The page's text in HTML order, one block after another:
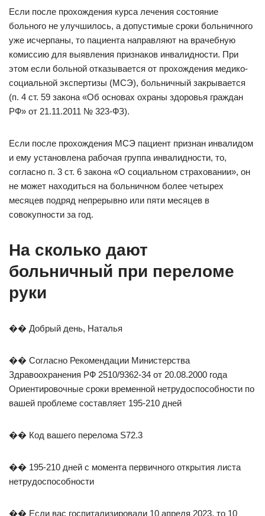
Если после прохождения курса лечения состояние
больного не улучшилось, а допустимые сроки больничного
уже исчерпаны, то пациента направляют на врачебную
комиссию для выявления признаков инвалидности. При
этом если больной отказывается от прохождения медико-
социальной экспертизы (МСЭ), больничный закрывается
(п. 4 ст. 59 закона «Об основах охраны здоровья граждан
РФ» от 21.11.2011 № 323-ФЗ).
Если после прохождения МСЭ пациент признан инвалидом
и ему установлена рабочая группа инвалидности, то,
согласно п. 3 ст. 6 закона «О социальном страховании», он
не может находиться на больничном более четырех
месяцев подряд непрерывно или пяти месяцев в
совокупности за год.
На сколько дают
больничный при переломе
руки
�� Добрый день, Наталья
�� Согласно Рекомендации Министерства
Здравоохранения РФ 2510/9362-34 от 20.08.2000 года
Ориентировочные сроки временной нетрудоспособности по
вашей проблеме составляет 195-210 дней
�� Код вашего перелома S72.3
�� 195-210 дней с момента первичного открытия листа
нетрудоспособности
�� Если вас госпитализировали 10 апреля 2023, то 10